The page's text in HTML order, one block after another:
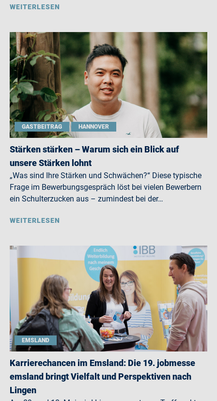
WEITERLESEN
GASTBEITRAG HANNOVER
Stärken stärken – Warum sich ein Blick auf
unsere Stärken lohnt
„Was sind Ihre Stärken und Schwächen?“ Diese typische
Frage im Bewerbungsgespräch löst bei vielen Bewerbern
ein Schulterzucken aus – zumindest bei der…
WEITERLESEN
EMSLAND
Karrierechancen im Emsland: Die 19. jobmesse
emsland bringt Vielfalt und Perspektiven nach
Lingen